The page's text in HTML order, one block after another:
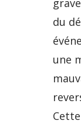
du
une